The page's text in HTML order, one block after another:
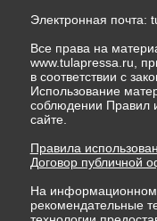
Электронная почта:
Все права на
www.tulapressa.ru,
в соответствии с
Использование
соблюдении Правил
сайте.
Правила
Договор публичной
На информационном
рекомендательные